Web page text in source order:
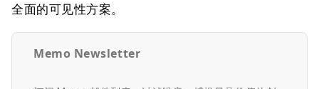
全面的可见性方案。
Memo Newsletter